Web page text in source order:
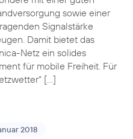
sowie einer
Signalstärke
Damit bietet das
Netz ein solides
für mobile Freiheit. Für
[…]
2018